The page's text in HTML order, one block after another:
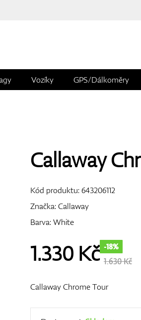
Vozíky GPS/Dálkoměry
Callaway
Kód produktu:643206112
Značka:Callaway
Barva: White
1.330Kč -18%
1.630 Kč
Callaway Chrome Tour